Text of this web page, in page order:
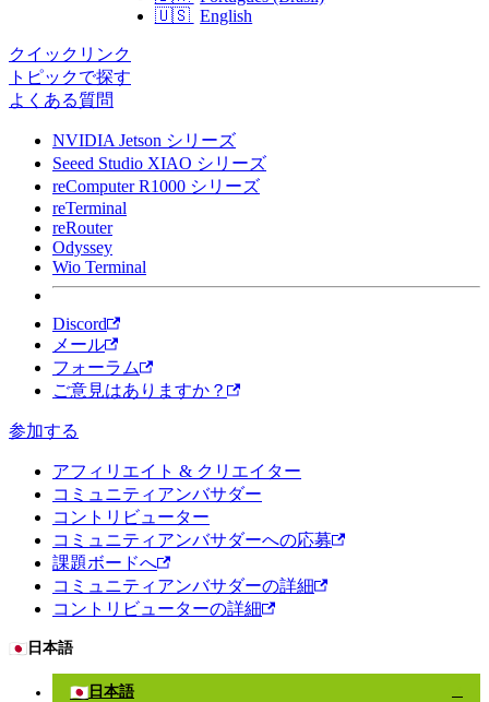
🇺🇸 English
クイックリンク
トピックで探す
よくある質問
NVIDIA Jetson シリーズ
Seeed Studio XIAO シリーズ
reComputer R1000 シリーズ
reTerminal
reRouter
Odyssey
Wio Terminal
Discord
メール
フォーラム
ご意見はありますか？
参加する
アフィリエイト & クリエイター
コミュニティアンバサダー
コントリビューター
コミュニティアンバサダーへの応募
課題ボードへ
コミュニティアンバサダーの詳細
コントリビューターの詳細
🇯🇵 日本語
🇯🇵 日本語